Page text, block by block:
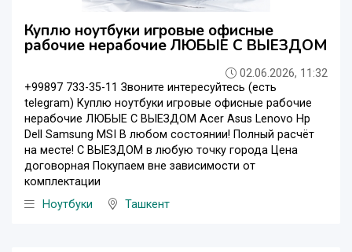
Куплю ноутбуки игровые офисные
рабочие нерабочие ЛЮБЫЕ С ВЫЕЗДОМ
02.06.2026, 11:32
+99897 733-35-11 Звоните интересуйтесь (есть
telegram) Куплю ноутбуки игровые офисные рабочие
нерабочие ЛЮБЫЕ С ВЫЕЗДОМ Acer Asus Lenovo Hp
Dell Samsung MSI В любом состоянии! Полный расчёт
на месте! С ВЫЕЗДОМ в любую точку города Цена
договорная Покупаем вне зависимости от
комплектации
Ноутбуки
Ташкент